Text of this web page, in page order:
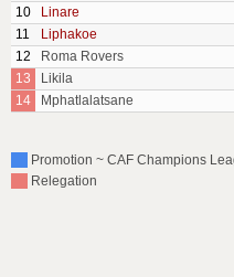
10
Linare
11
Liphakoe
12
Roma Rovers
13
Likila
14
Mphatlalatsane
Promotion ~ CAF Champions
Relegation